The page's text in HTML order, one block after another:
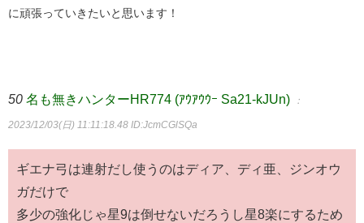
に頑張っていきたいと思います！
50 名も無きハンターHR774 (ｱｳｱｳｳｰ Sa21-kJUn) ：
2023/12/03(日) 11:11:18.48 ID:JcmCGlSQa
ギエナ弓は連射だし使うのはディア、ディ亜、ジンオウ
ガだけで
多少の強化じゃ星9は倒せないだろうし星8楽にするため